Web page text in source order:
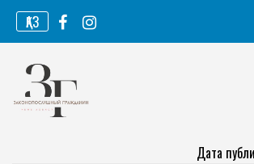
Перейти
содержимому
ҚАЗ
Законопослушный
Дата